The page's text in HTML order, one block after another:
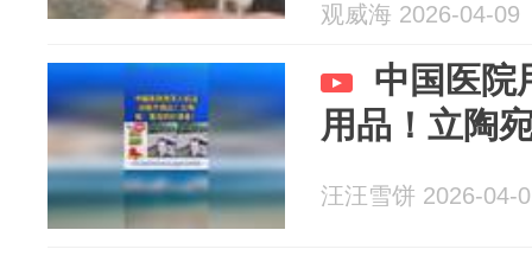
观威海 2026-04-09
中国医院
用品！立陶
汪汪雪饼 2026-04-